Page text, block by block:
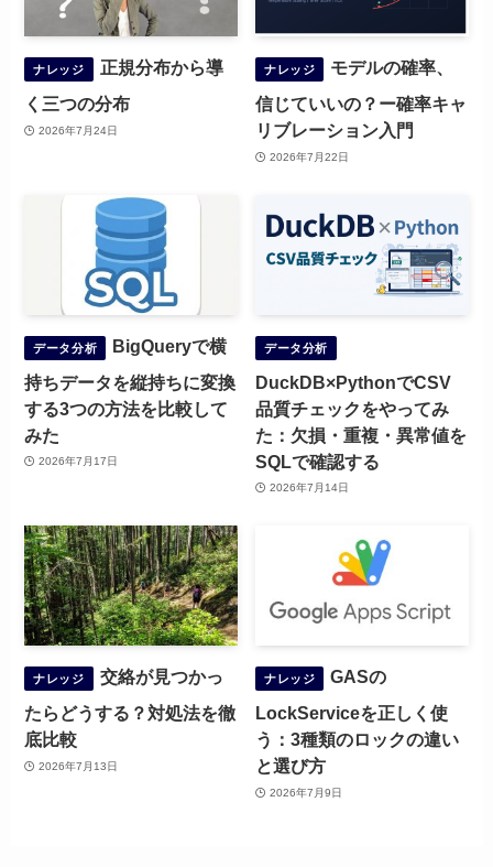
ナレッジ
正規分布から導
く三つの分布
2026年7月24日
ナレッジ
モデルの確率、
信じていいの？ー確率キャ
リブレーション入門
2026年7月22日
データ分析
BigQueryで横
持ちデータを縦持ちに変換
する3つの方法を比較して
みた
2026年7月17日
データ分析
DuckDB×PythonでCSV
品質チェックをやってみ
た：欠損・重複・異常値を
SQLで確認する
2026年7月14日
ナレッジ
交絡が見つかっ
たらどうする？対処法を徹
底比較
2026年7月13日
ナレッジ
GASの
LockServiceを正しく使
う：3種類のロックの違い
と選び方
2026年7月9日